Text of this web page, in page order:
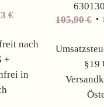
€
nach
+
in
105,90€
§19